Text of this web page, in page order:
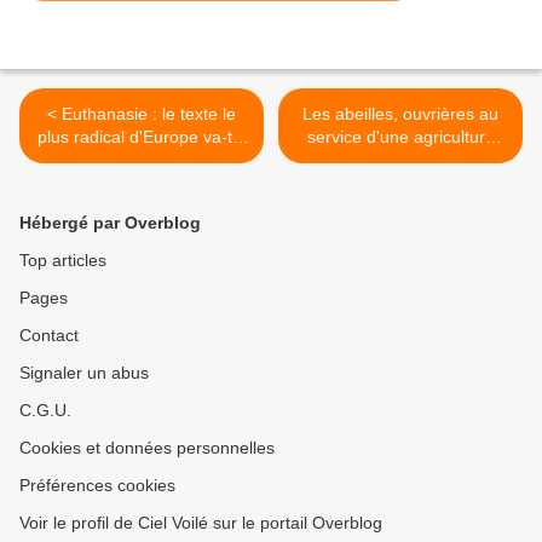
< Euthanasie : le texte le
plus radical d'Europe va-t-il
passer ? - Gregor Puppinck
Les abeilles, ouvrières au
service d'une agriculture
productiviste >
Hébergé par Overblog
Top articles
Pages
Contact
Signaler un abus
C.G.U.
Cookies et données personnelles
Préférences cookies
Voir le profil de Ciel Voilé sur le portail Overblog